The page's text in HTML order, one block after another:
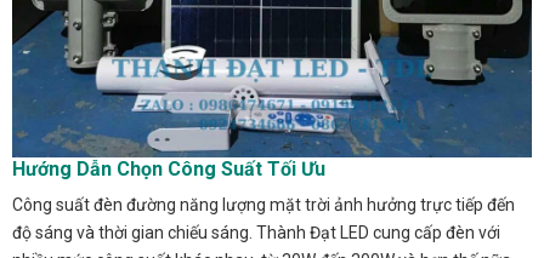
Hướng Dẫn Chọn Công Suất Tối Ưu
Công suất đèn đường năng lượng mặt trời ảnh hưởng trực tiếp đến
độ sáng và thời gian chiếu sáng. Thành Đạt LED cung cấp đèn với